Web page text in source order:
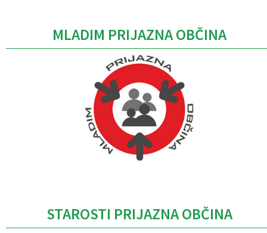
MLADIM PRIJAZNA OBČINA
STAROSTI PRIJAZNA OBČINA